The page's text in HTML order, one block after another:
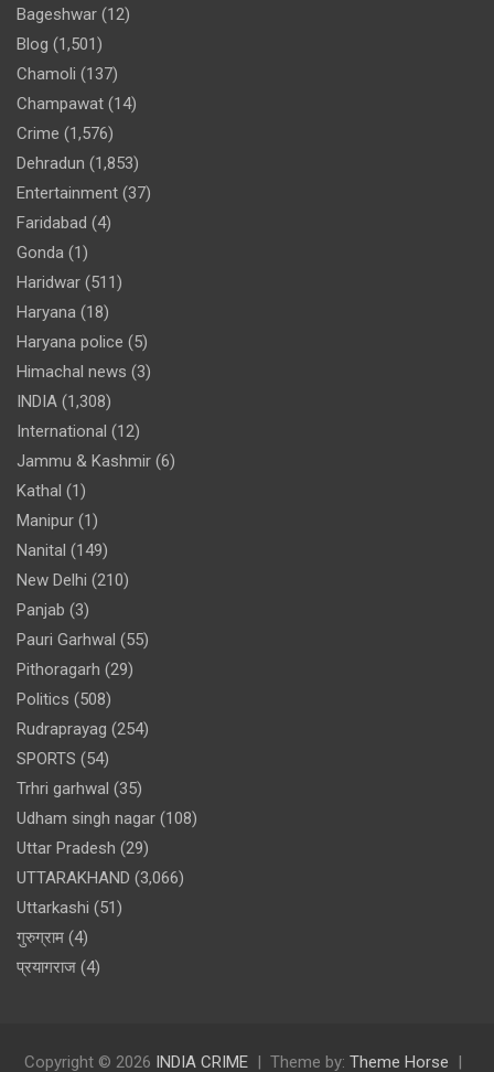
Bageshwar (12)
Blog (1,501)
Chamoli (137)
Champawat (14)
Crime (1,576)
Dehradun (1,853)
Entertainment (37)
Faridabad (4)
Gonda (1)
Haridwar (511)
Haryana (18)
Haryana police (5)
Himachal news (3)
INDIA (1,308)
International (12)
Jammu & Kashmir (6)
Kathal (1)
Manipur (1)
Nanital (149)
New Delhi (210)
Panjab (3)
Pauri Garhwal (55)
Pithoragarh (29)
Politics (508)
Rudraprayag (254)
SPORTS (54)
Trhri garhwal (35)
Udham singh nagar (108)
Uttar Pradesh (29)
UTTARAKHAND (3,066)
Uttarkashi (51)
गुरुग्राम (4)
प्रयागराज (4)
Copyright © 2026 INDIA CRIME Theme by: Theme Horse